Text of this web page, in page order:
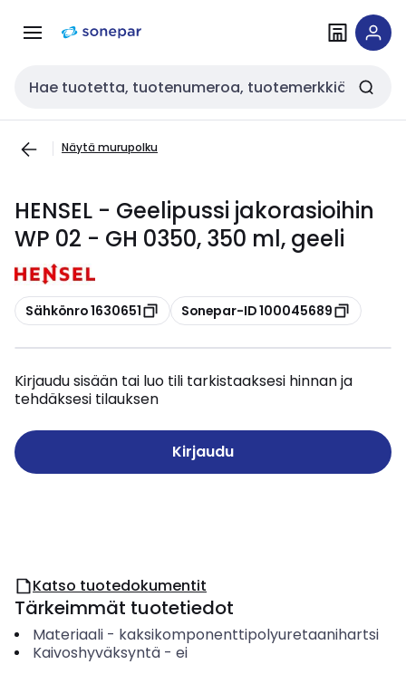
navigointiinsisältöön
Haku
Näytä murupolku
HENSEL - Geelipussi jakorasioihin
WP 02 - GH 0350, 350 ml, geeli
Kopioi
Sähkönro 1630651 Kopioi
Sonepar-ID 100045689
Kirjaudu sisään tai luo tili tarkistaaksesi hinnan ja
tehdäksesi tilauksen
Kirjaudu
Katso tuotedokumentit
Tärkeimmät tuotetiedot
Materiaali- kaksikomponenttipolyuretaanihartsi
Kaivoshyväksyntä- ei